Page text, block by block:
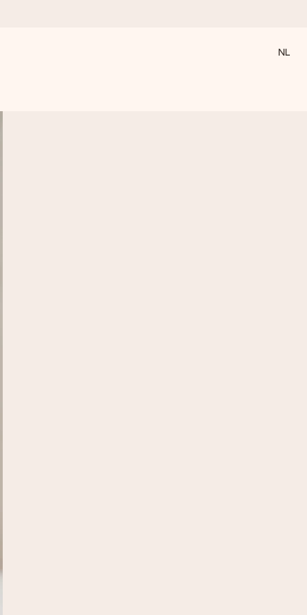
het het meeste betekent.
voor het moment.
NL